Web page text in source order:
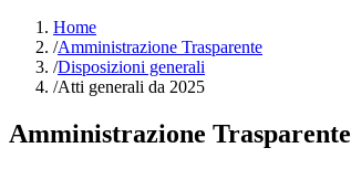
Home
/Amministrazione Trasparente
/Disposizioni generali
/Atti generali da 2025
Amministrazione Trasparente